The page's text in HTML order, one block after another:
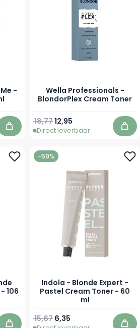
-
In winkelwagen
Wella Professionals -
BlondorPlex Cream Toner
Vanaf
12,95
Normale prijs
18,77
Direct leverbaar In
106
-59%
Indola - Blonde Expert -
Pastel Cream Toner - 60
ml
Vanaf
6,35
Normale prijs
15,67